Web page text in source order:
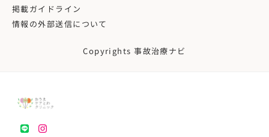
掲載ガイドライン
情報の外部送信について
Copyrights 事故治療ナビ
LINEinstagram